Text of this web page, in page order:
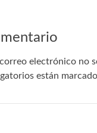
electrónico no
están